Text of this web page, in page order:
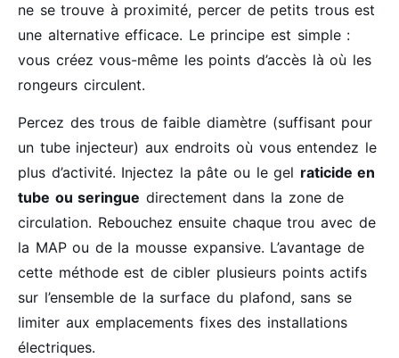
ne se trouve à proximité, percer de petits trous est
une alternative efficace. Le principe est simple :
vous créez vous-même les points d’accès là où les
rongeurs circulent.
Percez des trous de faible diamètre (suffisant pour
un tube injecteur) aux endroits où vous entendez le
plus d’activité. Injectez la pâte ou le gel raticide en
tube ou seringue directement dans la zone de
circulation. Rebouchez ensuite chaque trou avec de
la MAP ou de la mousse expansive. L’avantage de
cette méthode est de cibler plusieurs points actifs
sur l’ensemble de la surface du plafond, sans se
limiter aux emplacements fixes des installations
électriques.